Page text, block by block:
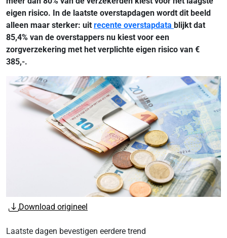
eigen risico. In de laatste overstapdagen wordt dit beeld
alleen maar sterker: uit recente overstapdata blijkt dat
85,4% van de overstappers nu kiest voor een
zorgverzekering met het verplichte eigen risico van €
385,-.
Download origineel
Laatste dagen bevestigen eerdere trend